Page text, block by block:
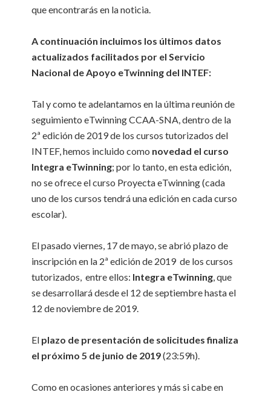
que encontrarás en la noticia.
A continuación incluimos los últimos datos
actualizados facilitados por el Servicio
Nacional de Apoyo eTwinning del INTEF:
Tal y como te adelantamos en la última reunión de
seguimiento eTwinning CCAA-SNA, dentro de la
2ª edición de 2019 de los cursos tutorizados del
INTEF, hemos incluido como novedad el curso
Integra eTwinning; por lo tanto, en esta edición,
no se ofrece el curso Proyecta eTwinning (cada
uno de los cursos tendrá una edición en cada curso
escolar).
El pasado viernes, 17 de mayo, se abrió plazo de
inscripción en la 2ª edición de 2019 de los cursos
tutorizados, entre ellos: Integra eTwinning, que
se desarrollará desde el 12 de septiembre hasta el
12 de noviembre de 2019.
El plazo de presentación de solicitudes finaliza
el próximo 5 de junio de 2019(23:59h).
Como en ocasiones anteriores y más si cabe en